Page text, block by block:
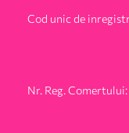
Cod unic de
Nr. Reg.